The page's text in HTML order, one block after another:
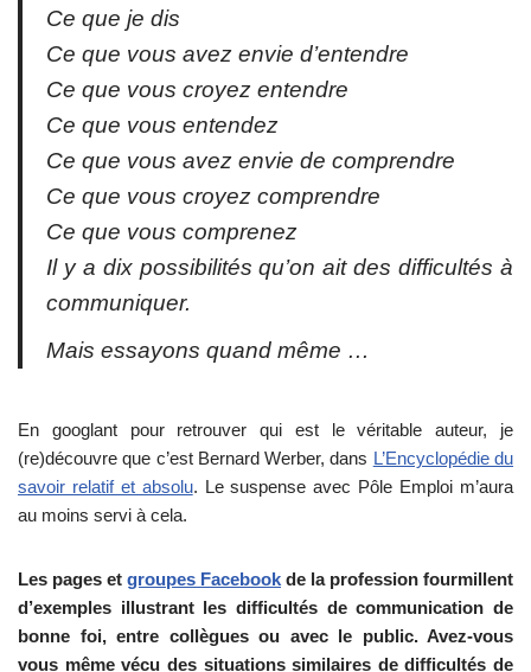
Ce que je dis
Ce que vous avez envie d’entendre
Ce que vous croyez entendre
Ce que vous entendez
Ce que vous avez envie de comprendre
Ce que vous croyez comprendre
Ce que vous comprenez
Il y a dix possibilités qu’on ait des difficultés à
communiquer.
Mais essayons quand même …
En googlant pour retrouver qui est le véritable auteur, je
(re)découvre que c’est Bernard Werber, dans L’Encyclopédie du
savoir relatif et absolu. Le suspense avec Pôle Emploi m’aura
au moins servi à cela.
Les pages et groupes Facebook de la profession fourmillent
d’exemples illustrant les difficultés de communication de
bonne foi, entre collègues ou avec le public. Avez-vous
vous même vécu des situations similaires de difficultés de